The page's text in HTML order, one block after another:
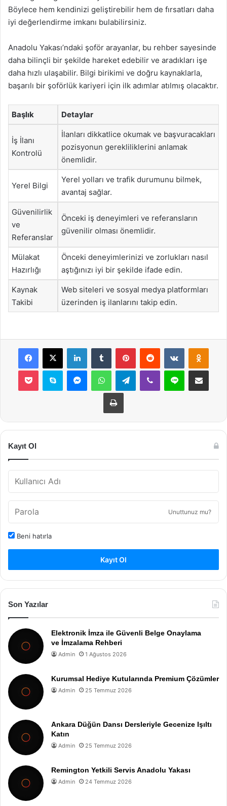
Böylece hem kendinizi geliştirebilir hem de fırsatları daha
iyi değerlendirme imkanı bulabilirsiniz.
Anadolu Yakası’ndaki şoför arayanlar, bu rehber sayesinde
daha bilinçli bir şekilde hareket edebilir ve aradıkları işe
daha hızlı ulaşabilir. Bilgi birikimi ve doğru kaynaklarla,
başarılı bir şoförlük kariyeri için ilk adımlar atılmış olacaktır.
Başlık Detaylar
İş İlanı
Kontrolü
İlanları dikkatlice okumak ve başvuracakları
pozisyonun gerekliliklerini anlamak
önemlidir.
Yerel Bilgi
Yerel yolları ve trafik durumunu bilmek,
avantaj sağlar.
Güvenilirlik
ve
Referanslar
Önceki iş deneyimleri ve referansların
güvenilir olması önemlidir.
Mülakat
Hazırlığı
Önceki deneyimlerinizi ve zorlukları nasıl
aştığınızı iyi bir şekilde ifade edin.
Kaynak
Takibi
Web siteleri ve sosyal medya platformları
üzerinden iş ilanlarını takip edin.
Facebook
X LinkedInTumblr PinterestReddit VKontakte
Pocket Skype MessengerWhatsAppTelegramViber Line E-Posta ile
Yazdır
Kayıt Ol
Unuttunuz mu?
Beni hatırla
Kayıt Ol
Son Yazılar
Elektronik İmza ile Güvenli Belge Onaylama
ve İmzalama Rehberi
Admin 1 Ağustos 2026
Kurumsal Hediye Kutularında Premium Çözümler
Admin 25 Temmuz 2026
Ankara Düğün Dansı Dersleriyle Gecenize Işıltı
Katın
Admin 25 Temmuz 2026
Remington Yetkili Servis Anadolu Yakası
Admin 24 Temmuz 2026